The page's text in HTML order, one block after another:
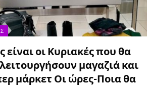
είναι οι Κυριακές που θα
μαγαζιά και
μάρκετ Οι ώρες-Ποια θα